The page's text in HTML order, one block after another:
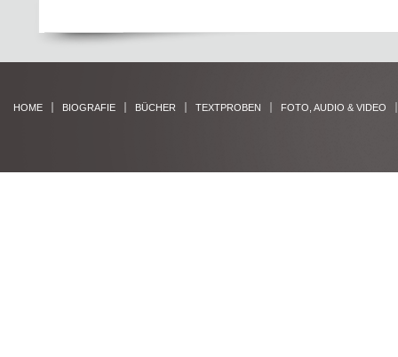
HOME BIOGRAFIE BÜCHER TEXTPROBEN FOTO, AUDIO & VIDEO